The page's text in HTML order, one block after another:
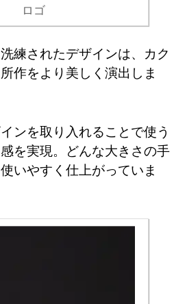
ロゴ
練されたデザインは、カク
作をより美しく演出しま
ンを取り入れることで使う
を実現。どんな大きさの手
いやすく仕上がっていま